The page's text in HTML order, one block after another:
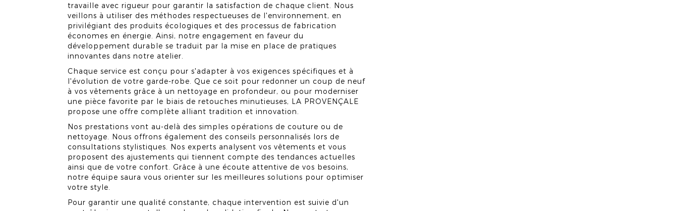
travaille avec rigueur pour garantir la satisfaction de chaque client. Nous
veillons à utiliser des méthodes respectueuses de l'environnement, en
privilégiant des produits écologiques et des processus de fabrication
économes en énergie. Ainsi, notre engagement en faveur du
développement durable se traduit par la mise en place de pratiques
innovantes dans notre atelier.
Chaque service est conçu pour s'adapter à vos exigences spécifiques et à
l'évolution de votre garde-robe. Que ce soit pour redonner un coup de neuf
à vos vêtements grâce à un nettoyage en profondeur, ou pour moderniser
une pièce favorite par le biais de retouches minutieuses, LA PROVENÇALE
propose une offre complète alliant tradition et innovation.
Nos prestations vont au-delà des simples opérations de couture ou de
nettoyage. Nous offrons également des conseils personnalisés lors de
consultations stylistiques. Nos experts analysent vos vêtements et vous
proposent des ajustements qui tiennent compte des tendances actuelles
ainsi que de votre confort. Grâce à une écoute attentive de vos besoins,
notre équipe saura vous orienter sur les meilleures solutions pour optimiser
votre style.
Pour garantir une qualité constante, chaque intervention est suivie d'un